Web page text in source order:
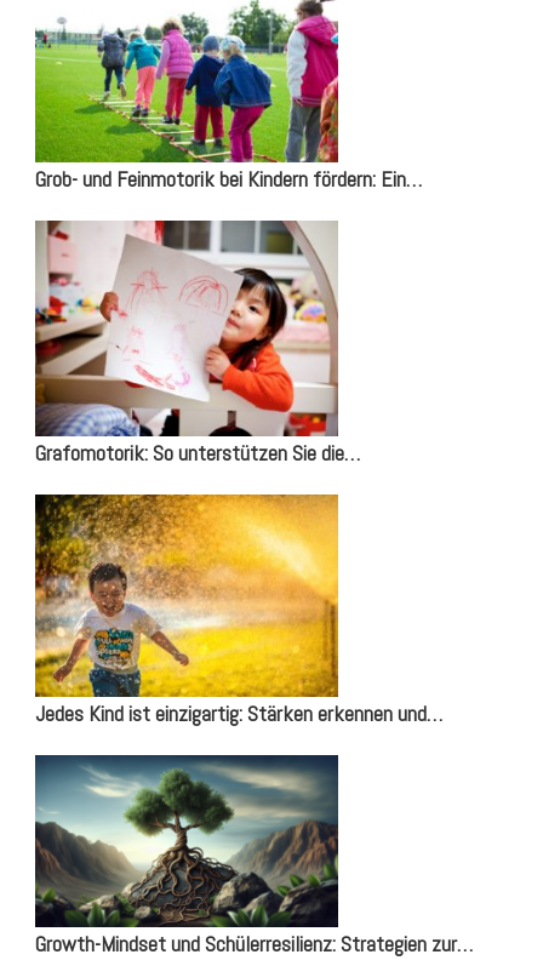
Grob- und Feinmotorik bei Kindern fördern: Ein…
Grafomotorik: So unterstützen Sie die…
Jedes Kind ist einzigartig: Stärken erkennen und…
Growth-Mindset und Schülerresilienz: Strategien zur…